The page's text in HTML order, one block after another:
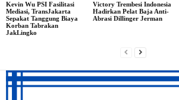
Kevin Wu PSI Fasilitasi
Mediasi, TransJakarta
Sepakat Tanggung Biaya
Korban Tabrakan
JakLingko
Victory Trembesi Indonesia
Hadirkan Pelat Baja Anti-
Abrasi Dillinger Jerman